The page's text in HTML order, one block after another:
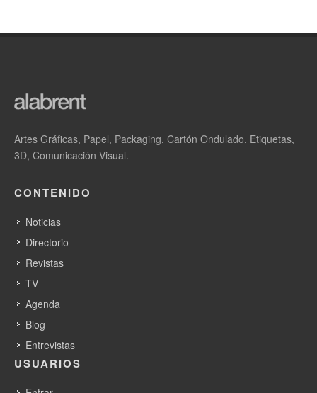
Artes Gráficas, Papel, Packaging, Cartón Ondulado, Etiquetas,
3D, Comunicación Visual.
CONTENIDO
Noticias
Directorio
Revistas
TV
Agenda
Blog
Entrevistas
USUARIOS